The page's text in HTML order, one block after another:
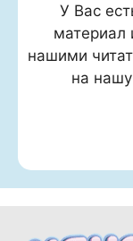
У Вас
материал
нашими
на